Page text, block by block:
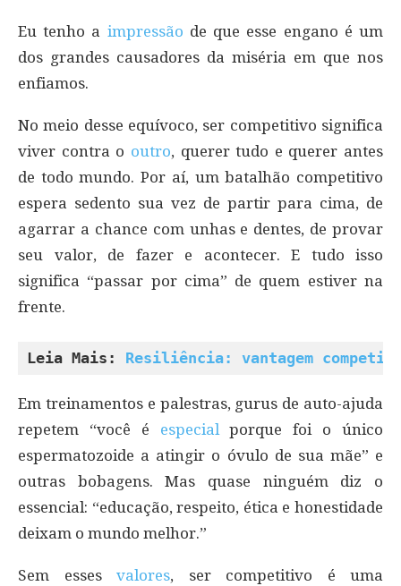
Eu tenho a impressão de que esse engano é um
dos grandes causadores da miséria em que nos
enfiamos.
No meio desse equívoco, ser competitivo significa
viver contra o outro, querer tudo e querer antes
de todo mundo. Por aí, um batalhão competitivo
espera sedento sua vez de partir para cima, de
agarrar a chance com unhas e dentes, de provar
seu valor, de fazer e acontecer. E tudo isso
significa “passar por cima” de quem estiver na
frente.
Leia Mais: Resiliência: vantagem
Em treinamentos e palestras, gurus de auto-ajuda
repetem “você é especialporque foi o único
espermatozoide a atingir o óvulo de sua mãe” e
outras bobagens. Mas quase ninguém diz o
essencial: “educação, respeito, ética e honestidade
deixam o mundo melhor.”
Sem esses valores, ser competitivo é uma